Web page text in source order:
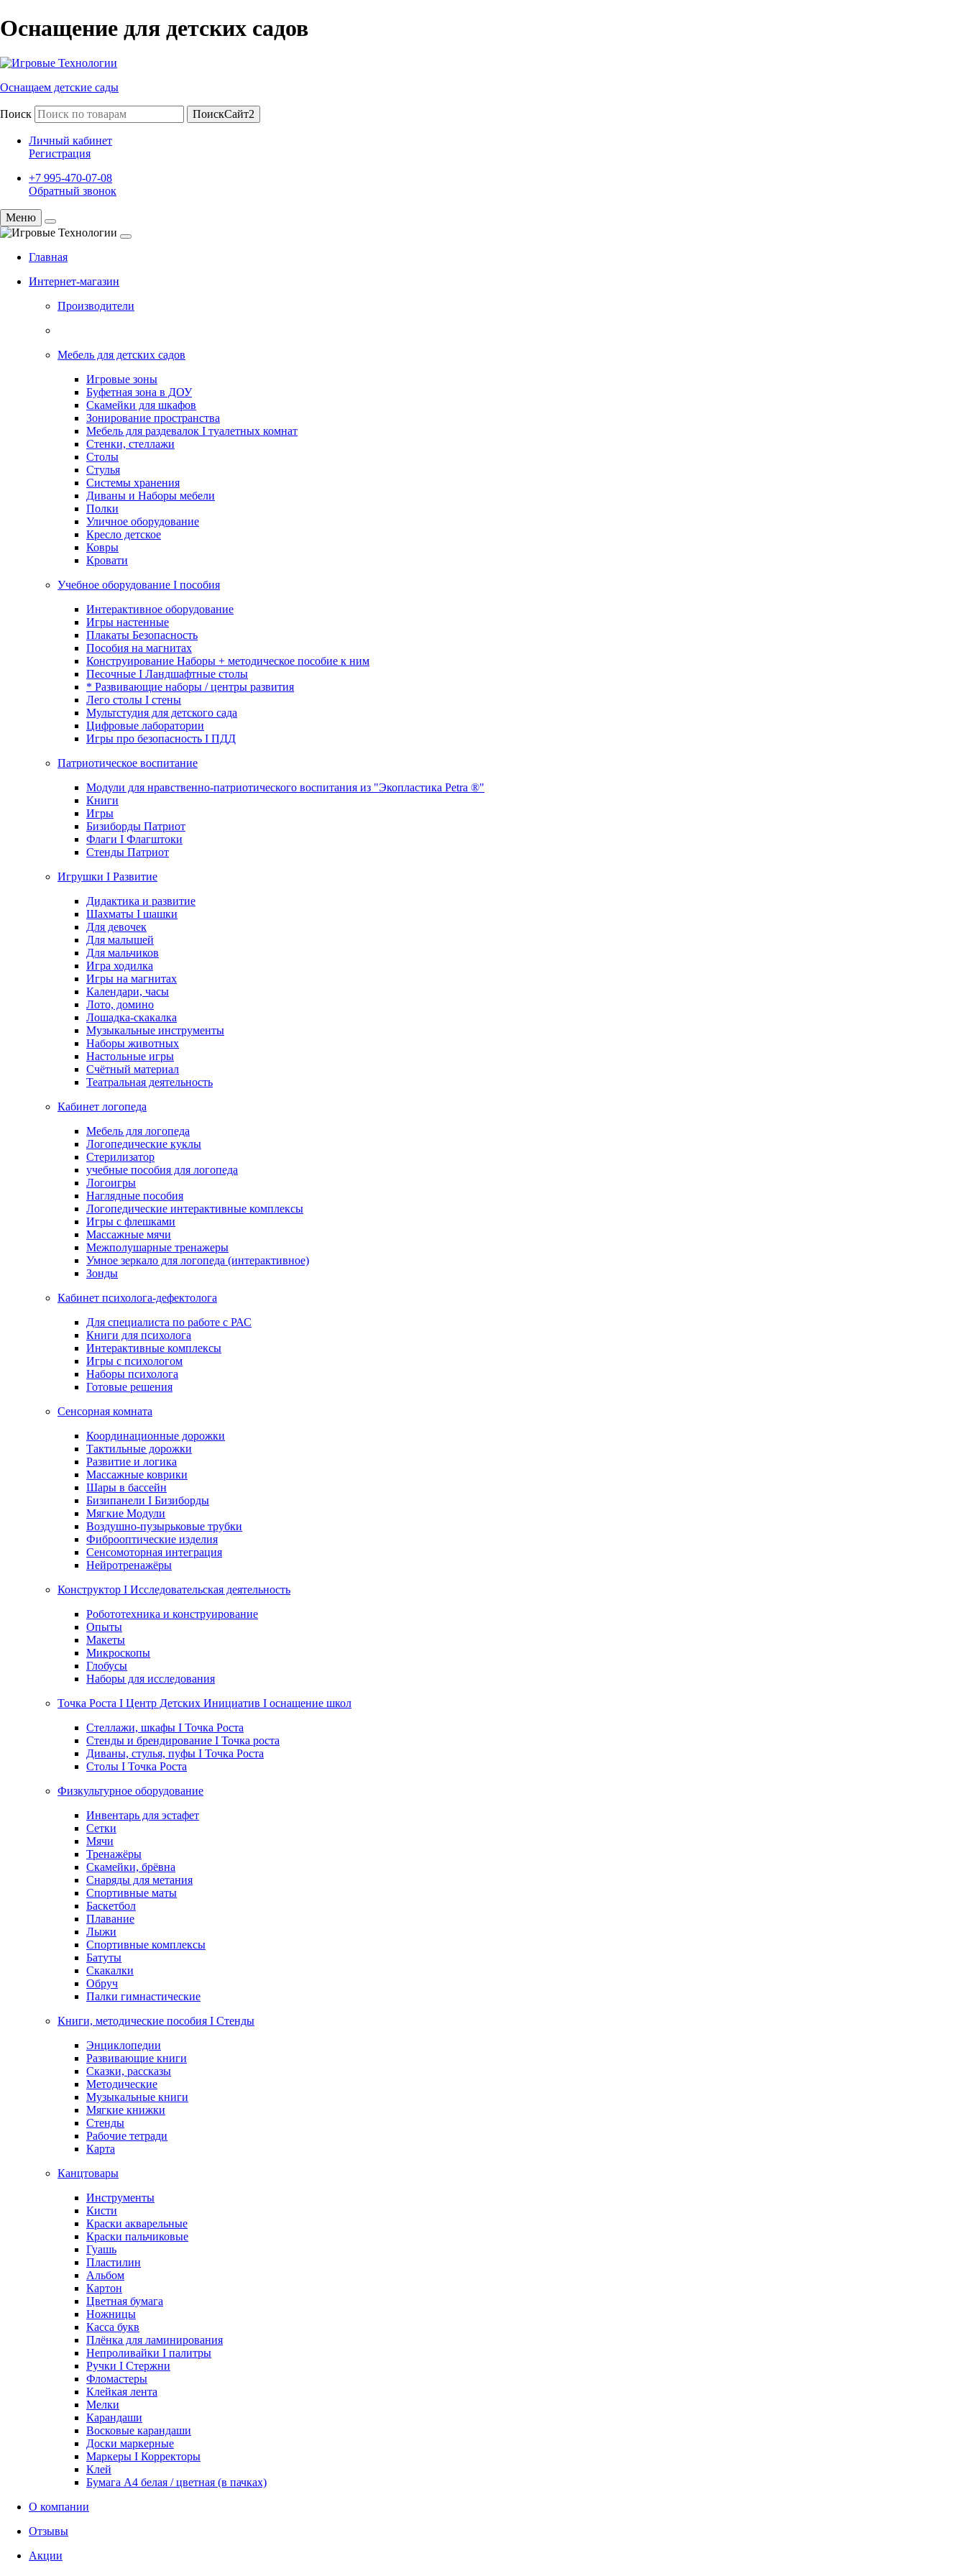
Оснащение для детских садов
Оснащаем детские сады
Поиск ПоискСайт2
Личный кабинет
Регистрация
+7 995-470-07-08
Обратный звонок
Меню
Главная
Интернет-магазин
Производители
Мебель для детских садов
Игровые зоны
Буфетная зона в ДОУ
Скамейки для шкафов
Зонирование пространства
Мебель для раздевалок I туалетных комнат
Стенки, стеллажи
Столы
Стулья
Системы хранения
Диваны и Наборы мебели
Полки
Уличное оборудование
Кресло детское
Ковры
Кровати
Учебное оборудование I пособия
Интерактивное оборудование
Игры настенные
Плакаты Безопасность
Пособия на магнитах
Конструирование Наборы + методическое пособие к ним
Песочные I Ландшафтные столы
* Развивающие наборы / центры развития
Лего столы I стены
Мультстудия для детского сада
Цифровые лаборатории
Игры про безопасность I ПДД
Патриотическое воспитание
Модули для нравственно-патриотического воспитания из "Экопластика Petra ®"
Книги
Игры
Бизиборды Патриот
Флаги I Флагштоки
Стенды Патриот
Игрушки I Развитие
Дидактика и развитие
Шахматы I шашки
Для девочек
Для малышей
Для мальчиков
Игра ходилка
Игры на магнитах
Календари, часы
Лото, домино
Лошадка-скакалка
Музыкальные инструменты
Наборы животных
Настольные игры
Счётный материал
Театральная деятельность
Кабинет логопеда
Мебель для логопеда
Логопедические куклы
Стерилизатор
учебные пособия для логопеда
Логоигры
Наглядные пособия
Логопедические интерактивные комплексы
Игры с флешками
Массажные мячи
Межполушарные тренажеры
Умное зеркало для логопеда (интерактивное)
Зонды
Кабинет психолога-дефектолога
Для специалиста по работе с РАС
Книги для психолога
Интерактивные комплексы
Игры с психологом
Наборы психолога
Готовые решения
Сенсорная комната
Координационные дорожки
Тактильные дорожки
Развитие и логика
Массажные коврики
Шары в бассейн
Бизипанели I Бизиборды
Мягкие Модули
Воздушно-пузырьковые трубки
Фиброоптические изделия
Сенсомоторная интеграция
Нейротренажёры
Конструктор I Исследовательская деятельность
Робототехника и конструирование
Опыты
Макеты
Микроскопы
Глобусы
Наборы для исследования
Точка Роста I Центр Детских Инициатив I оснащение школ
Стеллажи, шкафы I Точка Роста
Стенды и брендирование I Точка роста
Диваны, стулья, пуфы I Точка Роста
Столы I Точка Роста
Физкультурное оборудование
Инвентарь для эстафет
Сетки
Мячи
Тренажёры
Скамейки, брёвна
Снаряды для метания
Спортивные маты
Баскетбол
Плавание
Лыжи
Спортивные комплексы
Батуты
Скакалки
Обруч
Палки гимнастические
Книги, методические пособия I Стенды
Энциклопедии
Развивающие книги
Сказки, рассказы
Методические
Музыкальные книги
Мягкие книжки
Стенды
Рабочие тетради
Карта
Канцтовары
Инструменты
Кисти
Краски акварельные
Краски пальчиковые
Гуашь
Пластилин
Альбом
Картон
Цветная бумага
Ножницы
Касса букв
Плёнка для ламинирования
Непроливайки I палитры
Ручки I Стержни
Фломастеры
Клейкая лента
Мелки
Карандаши
Восковые карандаши
Доски маркерные
Маркеры I Корректоры
Клей
Бумага А4 белая / цветная (в пачках)
О компании
Отзывы
Акции